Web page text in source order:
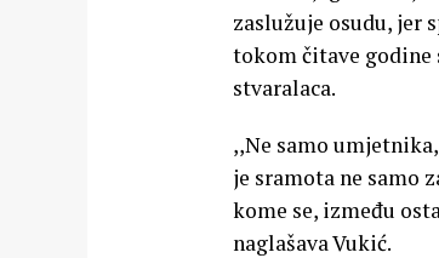
zaslužuje osudu, jer
tokom čitave
stvaralaca.
,,Ne samo
je sramota ne samo
kome se, između
naglašava Vukić.